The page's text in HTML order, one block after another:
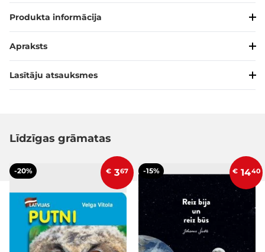
Produkta informācija
Apraksts
Lasītāju atsauksmes
Līdzīgas grāmatas
-20% € 367 -15% € 1440